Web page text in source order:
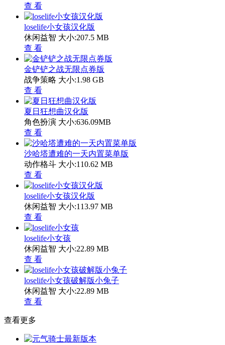
查 看
loselife小女孩汉化版
休闲益智 大小:207.5 MB
查 看
金铲铲之战无限点券版
战争策略 大小:1.98 GB
查 看
夏日狂想曲汉化版
角色扮演 大小:636.09MB
查 看
沙哈塔遭难的一天内置菜单版
动作格斗 大小:110.62 MB
查 看
loselife小女孩汉化版
休闲益智 大小:113.97 MB
查 看
loselife小女孩
休闲益智 大小:22.89 MB
查 看
loselife小女孩破解版小兔子
休闲益智 大小:22.89 MB
查 看
查看更多